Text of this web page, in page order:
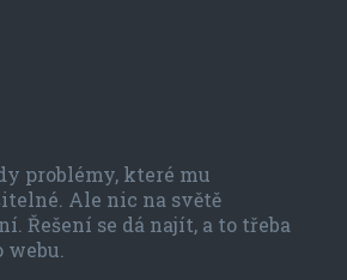
problémy, které mu
Ale nic na světě
Řešení se dá najít, a to třeba